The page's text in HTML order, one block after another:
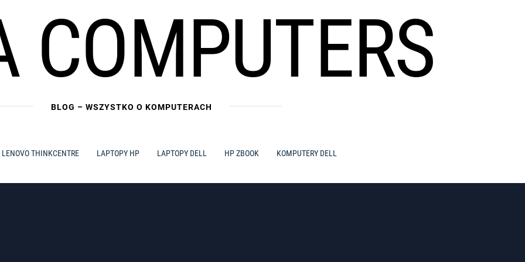
COMPUTERS
BLOG – WSZYSTKO O KOMPUTERACH
LENOVO THINKCENTRE LAPTOPY HP LAPTOPY DELL HP ZBOOK KOMPUTERY DELL